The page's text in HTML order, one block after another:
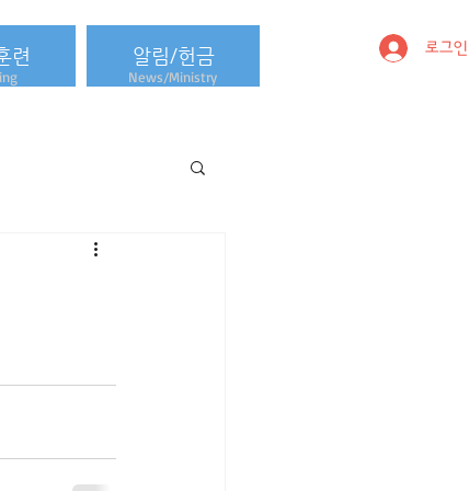
련 알림/헌금
News/Ministry
로그인